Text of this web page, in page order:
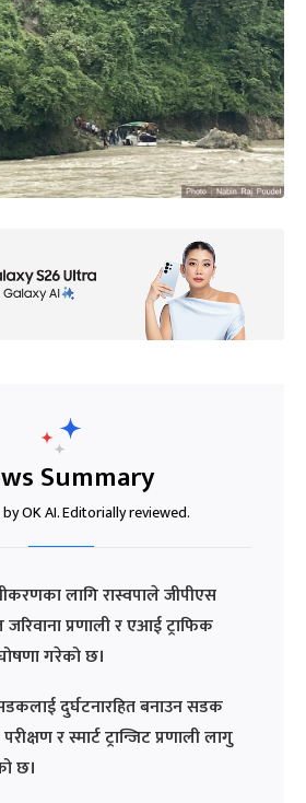
Summary
OK AI. Editorially reviewed.
लागि रास्वपाले जीपीएस
प्रणाली र एआई ट्राफिक
गरेको छ।
दुर्घटनारहित बनाउन सडक
र स्मार्ट ट्रान्जिट प्रणाली लागु
छ।